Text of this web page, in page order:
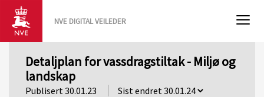
NVE DIGITAL VEILEDER
Detaljplan for vassdragstiltak - Miljø og
landskap
Publisert 30.01.23